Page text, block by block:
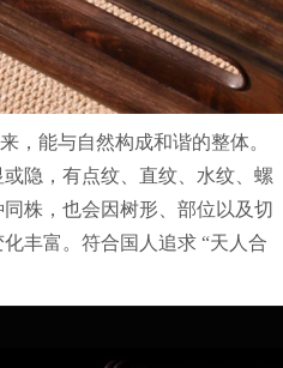
，能与自然构成和谐的整体。
隐，有点纹、直纹、水纹、螺
株，也会因树形、部位以及切
丰富。符合国人追求 “天人合